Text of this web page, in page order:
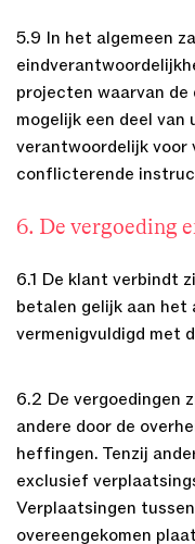
5.9 In het algemeen
projecten waarvan
mogelijk een deel
verantwoordelijk voor
conflicterende
6. De vergoeding
6.1 De klant verbindt
betalen gelijk aan het
vermenigvuldigd met
6.2 De vergoedingen
andere door de
heffingen. Tenzij
exclusief
Verplaatsingen
overeengekomen